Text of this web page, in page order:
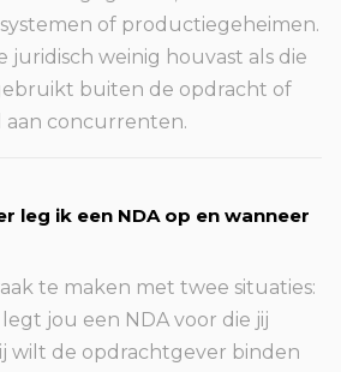
of productiegeheimen.
juridisch weinig houvast als die
buiten de opdracht of
concurrenten.
leg ik een NDA op en wanneer
te maken met twee situaties:
jou een NDA voor die jij
wilt de opdrachtgever binden